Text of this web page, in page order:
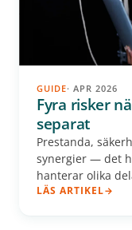
GUIDE· APR 2026
Fyra risker
separat
Prestanda,
synergier — det
hanterar olika
LÄS ARTIKEL